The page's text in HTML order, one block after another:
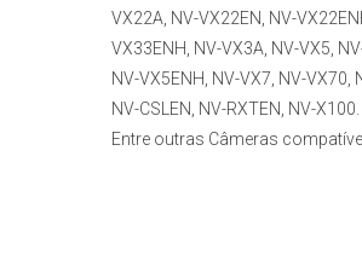
VX22A, NV-VX22EN, NV-
VX33ENH, NV-VX3A, NV-VX5,
NV-VX5ENH, NV-VX7, NV-VX70,
NV-CSLEN, NV-RXTEN, NV-X100.
Entre outras Câmeras